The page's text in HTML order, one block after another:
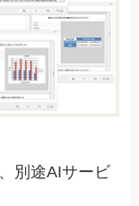
別途AIサービ